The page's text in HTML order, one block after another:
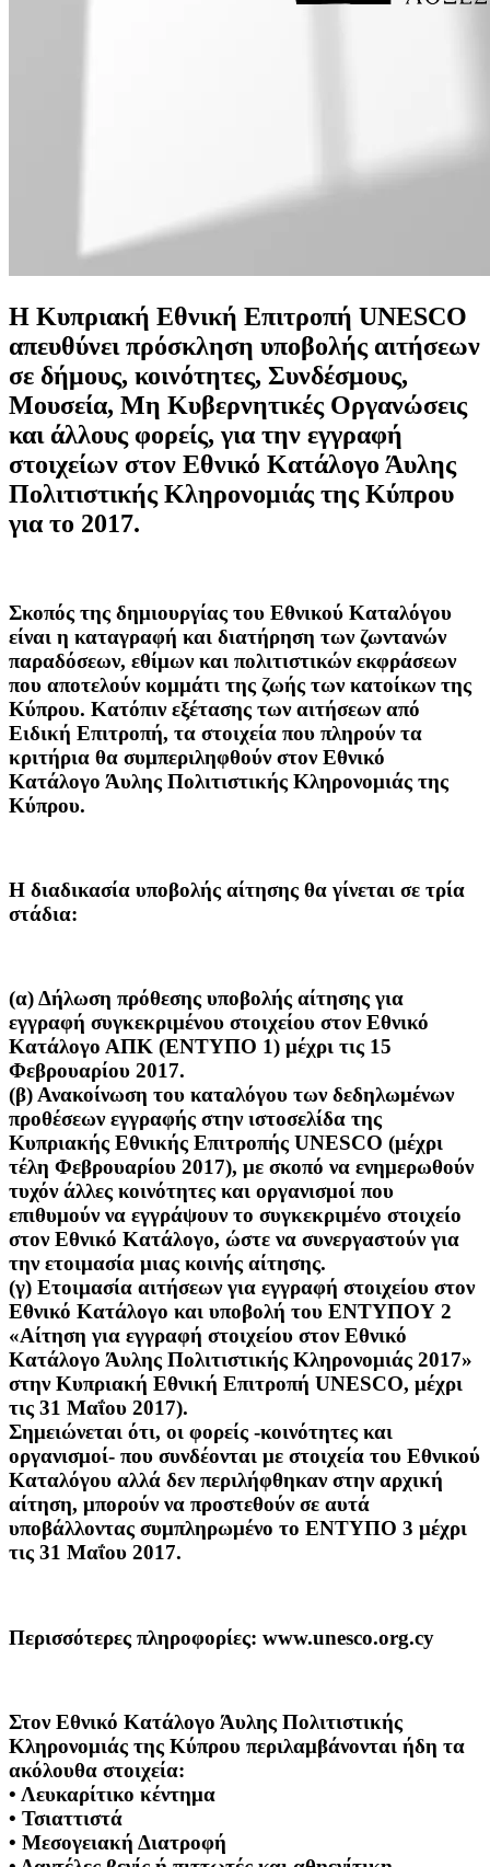
Η Κυπριακή Εθνική Επιτροπή UNESCO
απευθύνει πρόσκληση υποβολής αιτήσεων
σε δήμους, κοινότητες, Συνδέσμους,
Μουσεία, Μη Κυβερνητικές Οργανώσεις
και άλλους φορείς, για την εγγραφή
στοιχείων στον Εθνικό Κατάλογο Άυλης
Πολιτιστικής Κληρονομιάς της Κύπρου
για το 2017.
Σκοπός της δημιουργίας του Εθνικού Καταλόγου
είναι η καταγραφή και διατήρηση των ζωντανών
παραδόσεων, εθίμων και πολιτιστικών εκφράσεων
που αποτελούν κομμάτι της ζωής των κατοίκων της
Κύπρου. Κατόπιν εξέτασης των αιτήσεων από
Ειδική Επιτροπή, τα στοιχεία που πληρούν τα
κριτήρια θα συμπεριληφθούν στον Εθνικό
Κατάλογο Άυλης Πολιτιστικής Κληρονομιάς της
Κύπρου.
Η διαδικασία υποβολής αίτησης θα γίνεται σε τρία
στάδια:
(α) Δήλωση πρόθεσης υποβολής αίτησης για
εγγραφή συγκεκριμένου στοιχείου στον Εθνικό
Κατάλογο ΑΠΚ (ΕΝΤΥΠΟ 1) μέχρι τις 15
Φεβρουαρίου 2017.
(β) Ανακοίνωση του καταλόγου των δεδηλωμένων
προθέσεων εγγραφής στην ιστοσελίδα της
Κυπριακής Εθνικής Επιτροπής UNESCO (μέχρι
τέλη Φεβρουαρίου 2017), με σκοπό να ενημερωθούν
τυχόν άλλες κοινότητες και οργανισμοί που
επιθυμούν να εγγράψουν το συγκεκριμένο στοιχείο
στον Εθνικό Κατάλογο, ώστε να συνεργαστούν για
την ετοιμασία μιας κοινής αίτησης.
(γ) Ετοιμασία αιτήσεων για εγγραφή στοιχείου στον
Εθνικό Κατάλογο και υποβολή του ΕΝΤΥΠΟΥ 2
«Αίτηση για εγγραφή στοιχείου στον Εθνικό
Κατάλογο Άυλης Πολιτιστικής Κληρονομιάς 2017»
στην Κυπριακή Εθνική Επιτροπή UNESCO, μέχρι
τις 31 Μαΐου 2017).
Σημειώνεται ότι, οι φορείς -κοινότητες και
οργανισμοί- που συνδέονται με στοιχεία του Εθνικού
Καταλόγου αλλά δεν περιλήφθηκαν στην αρχική
αίτηση, μπορούν να προστεθούν σε αυτά
υποβάλλοντας συμπληρωμένο το ΕΝΤΥΠΟ 3 μέχρι
τις 31 Μαΐου 2017.
Περισσότερες πληροφορίες: www.unesco.org.cy
Στον Εθνικό Κατάλογο Άυλης Πολιτιστικής
Κληρονομιάς της Κύπρου περιλαμβάνονται ήδη τα
ακόλουθα στοιχεία:
• Λευκαρίτικο κέντημα
• Τσιαττιστά
• Μεσογειακή Διατροφή